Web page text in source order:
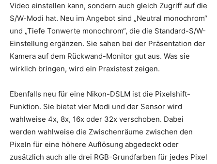
Video einstellen kann, sondern auch gleich Zugriff auf die
S/W-Modi hat. Neu im Angebot sind „Neutral monochrom“
und „Tiefe Tonwerte monochrom“, die die Standard-S/W-
Einstellung ergänzen. Sie sahen bei der Präsentation der
Kamera auf dem Rückwand-Monitor gut aus. Was sie
wirklich bringen, wird ein Praxistest zeigen.
Ebenfalls neu für eine Nikon-DSLM ist die Pixelshift-
Funktion. Sie bietet vier Modi und der Sensor wird
wahlweise 4x, 8x, 16x oder 32x verschoben. Dabei
werden wahlweise die Zwischenräume zwischen den
Pixeln für eine höhere Auflösung abgedeckt oder
zusätzlich auch alle drei RGB-Grundfarben für jedes Pixel